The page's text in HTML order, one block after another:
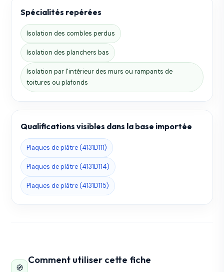
Spécialités repérées
Isolation des combles perdus
Isolation des planchers bas
Isolation par l'intérieur des murs ou rampants de
toitures ou plafonds
Qualifications visibles dans la base importée
Plaques de plâtre (4131D111)
Plaques de plâtre (4131D114)
Plaques de plâtre (4131D115)
🧭
Comment utiliser cette fiche